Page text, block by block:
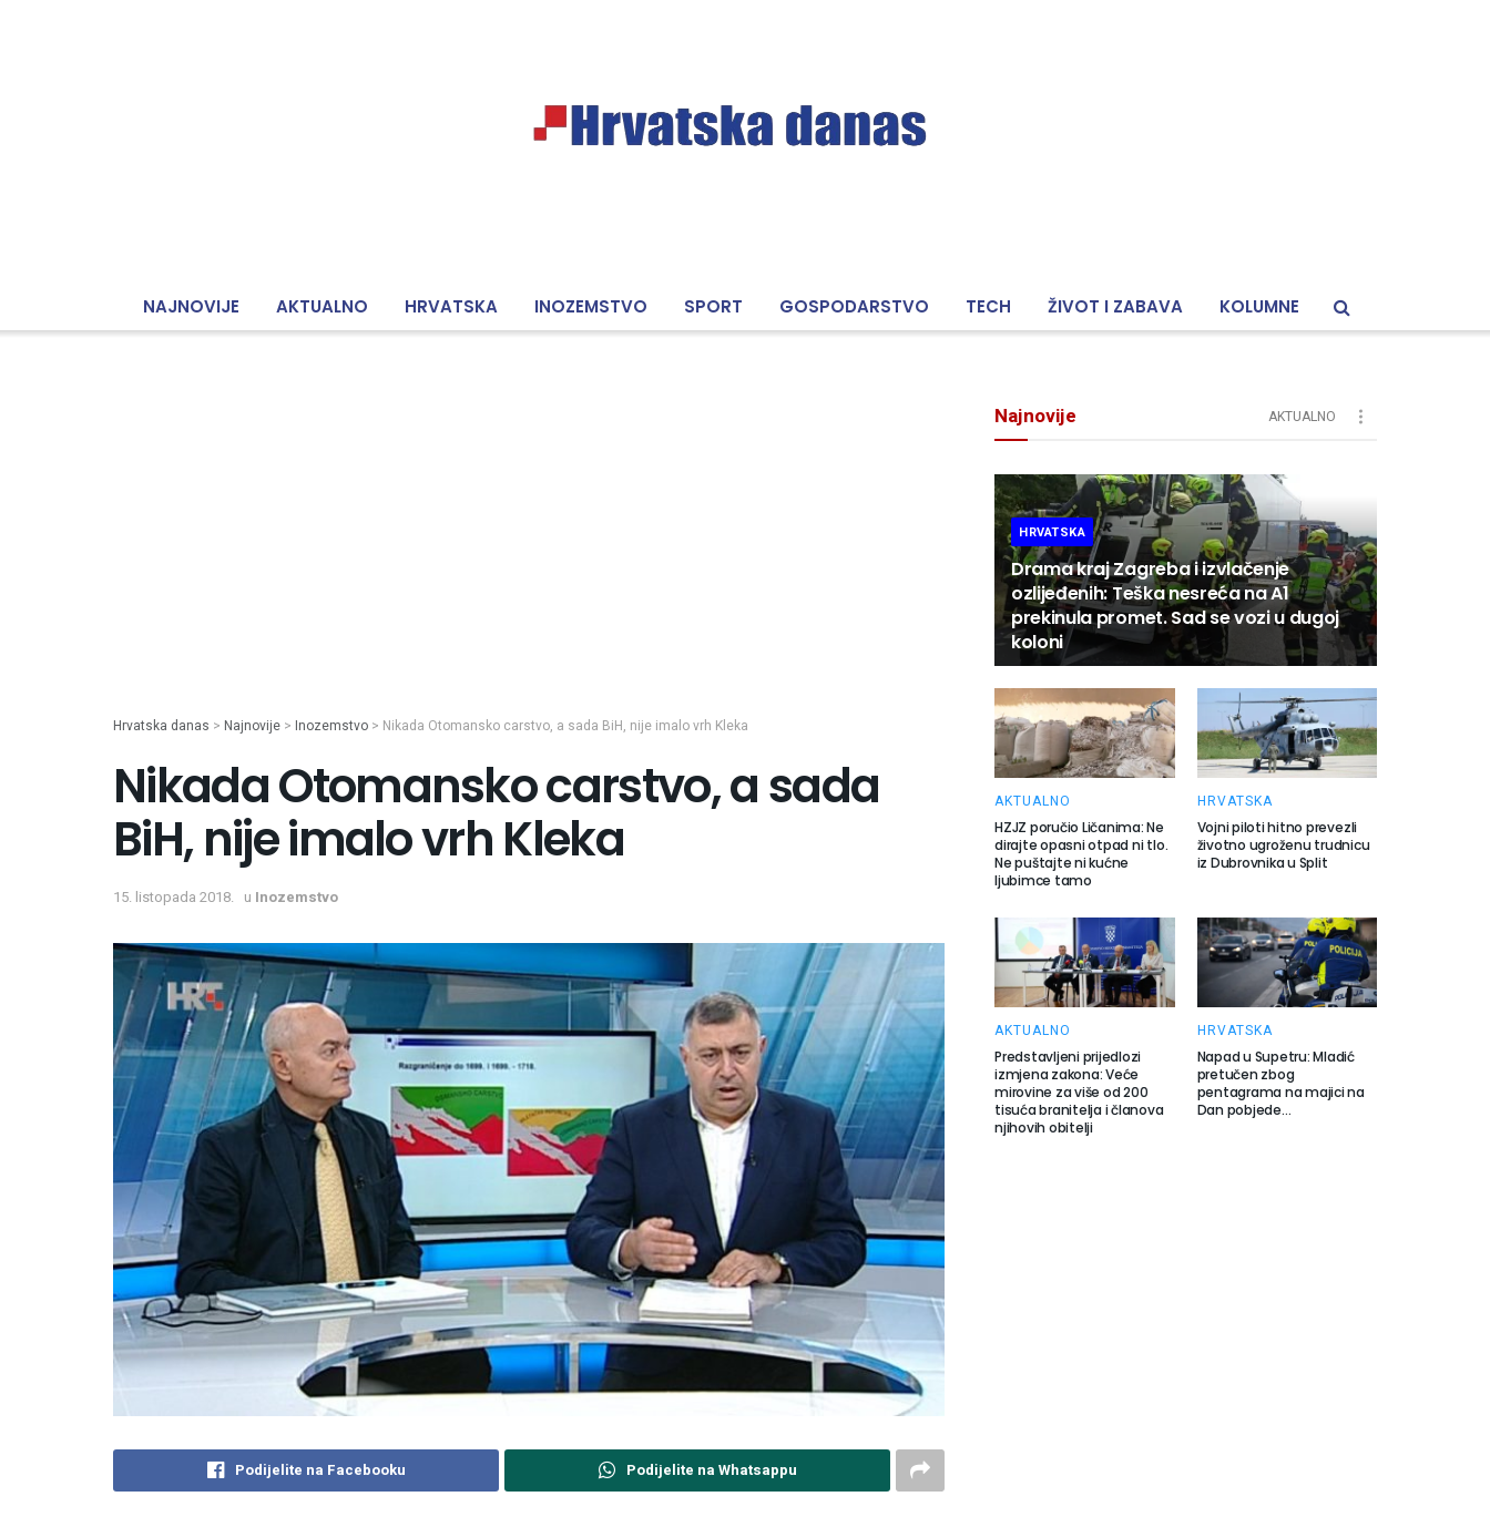
NAJNOVIJE AKTUALNO HRVATSKA INOZEMSTVO SPORT GOSPODARSTVO TECH ŽIVOT I ZABAVA KOLUMNE
Hrvatska danas > Najnovije > Inozemstvo > Nikada Otomansko carstvo, a sada BiH, nije imalo vrh Kleka
Nikada Otomansko carstvo, a sada
BiH, nije imalo vrh Kleka
15. listopada 2018. u Inozemstvo
Podijelite na Facebooku Podijelite na Whatsappu
Najnovije AKTUALNO
HRVATSKA
Drama kraj Zagreba i izvlačenje
ozlijeđenih: Teška nesreća na A1
prekinula promet. Sad se vozi u dugoj
koloni
AKTUALNO
HZJZ poručio Ličanima: Ne
dirajte opasni otpad ni tlo.
Ne puštajte ni kućne
ljubimce tamo
HRVATSKA
Vojni piloti hitno prevezli
životno ugroženu trudnicu
iz Dubrovnika u Split
AKTUALNO
Predstavljeni prijedlozi
izmjena zakona: Veće
mirovine za više od 200
tisuća branitelja i članova
njihovih obitelji
HRVATSKA
Napad u Supetru: Mladić
pretučen zbog
pentagrama na majici na
Dan pobjede…